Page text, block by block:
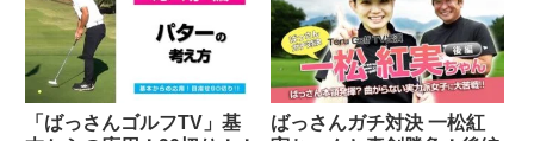
「ばっさんゴルフTV」基
ばっさんガチ対決 一松紅